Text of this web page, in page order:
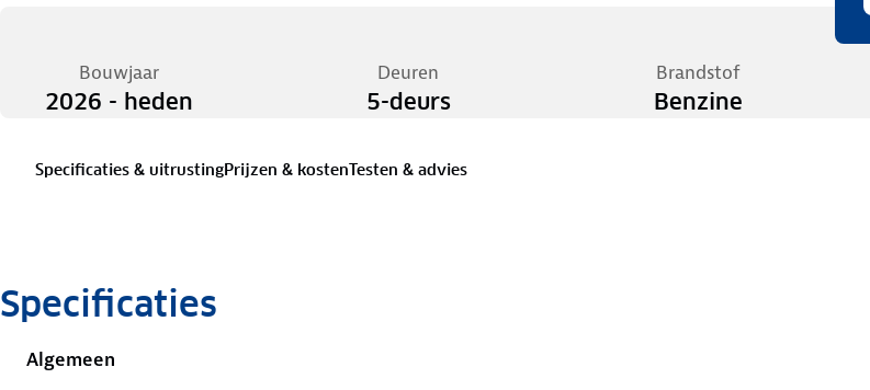
Bouwjaar
2026 - heden
Deuren
5-deurs
Brandstof
Benzine
Specificaties & uitrustingPrijzen & kostenTesten & advies
Specificaties
Algemeen